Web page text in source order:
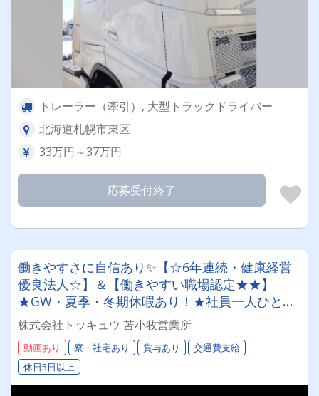
トレーラー（牽引）, 大型トラックドライバー
北海道札幌市東区
33万円～37万円
応募受付終了
働きやすさに自信あり✨【☆6年連続・健康経営
優良法人☆】＆【働きやすい職場認定★★】
★GW・夏季・冬期休暇あり！★社員一人ひとり
を大切にする昭和34年設立の安定企業！＜未経験
者も大歓迎！4tドライバー＞
株式会社トッキュウ 苫小牧営業所
動画あり 寮・社宅あり 賞与あり
交通費支給
休日5日以上